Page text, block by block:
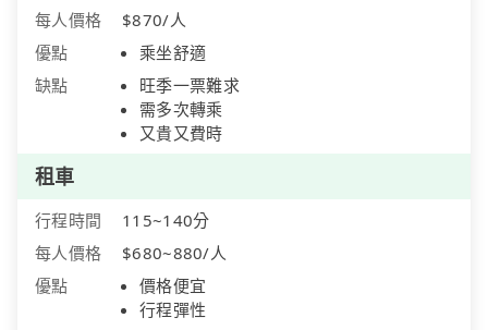
每人價格
$870/人
優點
乘坐舒適
缺點
旺季一票難求
需多次轉乘
又貴又費時
租車
行程時間
115~140分
每人價格
$680~880/人
優點
價格便宜
行程彈性